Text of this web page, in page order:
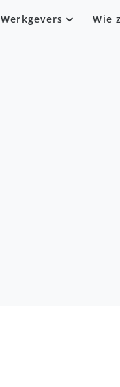
Werkgevers Wie